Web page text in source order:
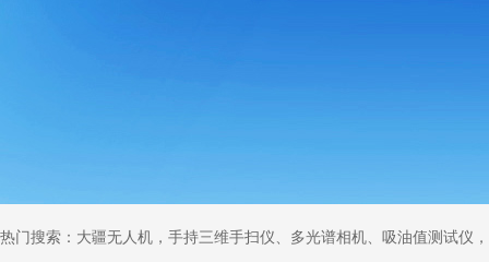
热门搜索：大疆无人机，手持三维手扫仪、多光谱相机、吸油值测试仪